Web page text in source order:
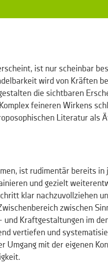
ist nur scheinbar
wird von Kräften
die sichtbaren
feineren Wirkens
Literatur als
ist rudimentär bereits
und gezielt
klar nachzuvollziehen
zwischen
Kraftgestaltungen im
vertiefen und
Umgang mit der eigenen